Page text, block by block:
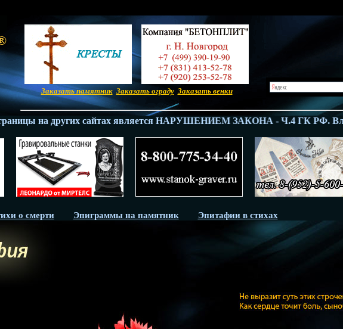
Заказать памятник Заказать ограду Заказать венки
на других сайтах является НАРУШЕНИЕМ ЗАКОНА - Ч.4 ГК РФ.
о смерти Эпиграммы на памятник Эпитафии в стихах